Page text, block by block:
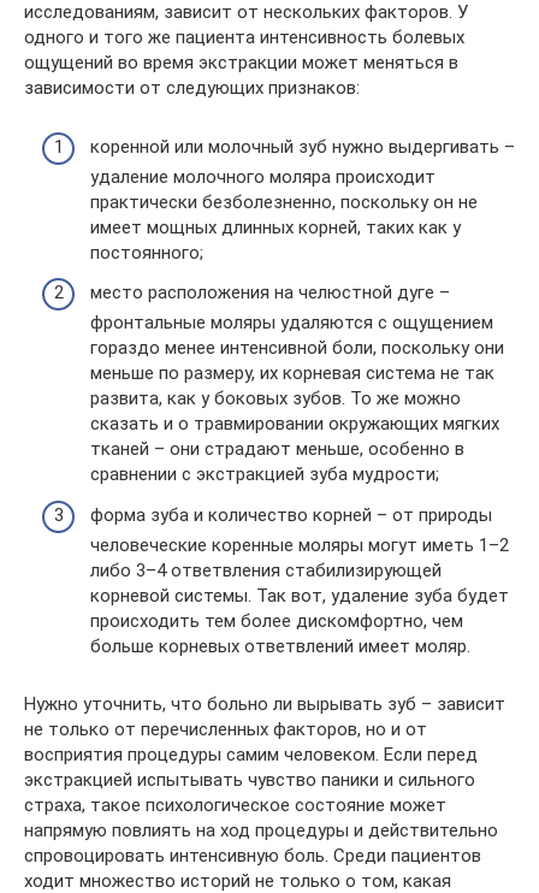
исследованиям, зависит от нескольких факторов. У
одного и того же пациента интенсивность болевых
ощущений во время экстракции может меняться в
зависимости от следующих признаков:
коренной или молочный зуб нужно выдергивать –
удаление молочного моляра происходит
практически безболезненно, поскольку он не
имеет мощных длинных корней, таких как у
постоянного;
место расположения на челюстной дуге –
фронтальные моляры удаляются с ощущением
гораздо менее интенсивной боли, поскольку они
меньше по размеру, их корневая система не так
развита, как у боковых зубов. То же можно
сказать и о травмировании окружающих мягких
тканей – они страдают меньше, особенно в
сравнении с экстракцией зуба мудрости;
форма зуба и количество корней – от природы
человеческие коренные моляры могут иметь 1–2
либо 3–4 ответвления стабилизирующей
корневой системы. Так вот, удаление зуба будет
происходить тем более дискомфортно, чем
больше корневых ответвлений имеет моляр.
Нужно уточнить, что больно ли вырывать зуб – зависит
не только от перечисленных факторов, но и от
восприятия процедуры самим человеком. Если перед
экстракцией испытывать чувство паники и сильного
страха, такое психологическое состояние может
напрямую повлиять на ход процедуры и действительно
спровоцировать интенсивную боль. Среди пациентов
ходит множество историй не только о том, какая